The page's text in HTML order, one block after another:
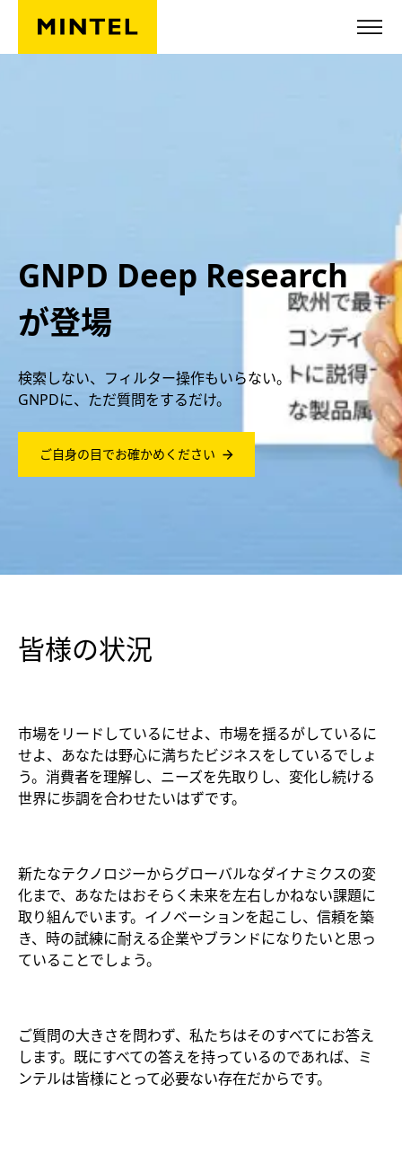
Skip to main content
GNPD Deep Research
が登場
検索しない、フィルター操作もいらない。
GNPDに、ただ質問をするだけ。
ご自身の目でお確かめください
皆様の状況
市場をリードしているにせよ、市場を揺るがしているに
せよ、あなたは野心に満ちたビジネスをしているでしょ
う。消費者を理解し、ニーズを先取りし、変化し続ける
世界に歩調を合わせたいはずです。
新たなテクノロジーからグローバルなダイナミクスの変
化まで、あなたはおそらく未来を左右しかねない課題に
取り組んでいます。イノベーションを起こし、信頼を築
き、時の試練に耐える企業やブランドになりたいと思っ
ていることでしょう。
ご質問の大きさを問わず、私たちはそのすべてにお答え
します。既にすべての答えを持っているのであれば、ミ
ンテルは皆様にとって必要ない存在だからです。